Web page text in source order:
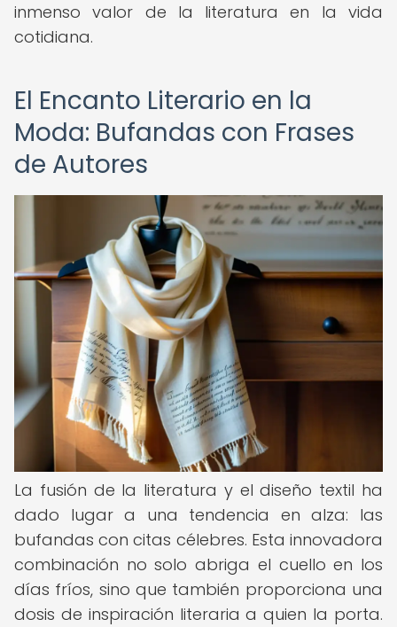
inmenso valor de la literatura en la vida
cotidiana.
El Encanto Literario en la
Moda: Bufandas con Frases
de Autores
La fusión de la literatura y el diseño textil ha
dado lugar a una tendencia en alza: las
bufandas con citas célebres. Esta innovadora
combinación no solo abriga el cuello en los
días fríos, sino que también proporciona una
dosis de inspiración literaria a quien la porta.